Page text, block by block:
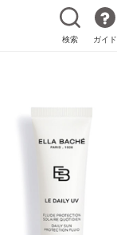
検索 ガイド